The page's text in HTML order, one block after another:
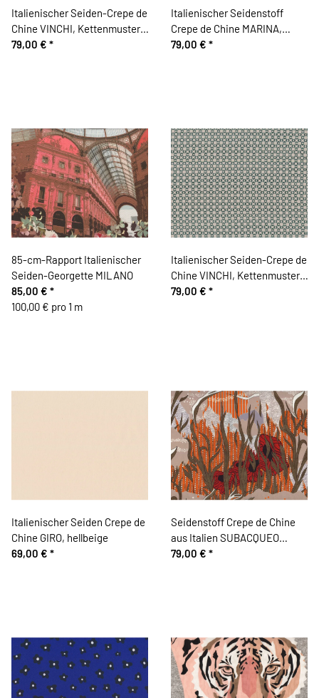
Italienischer Seiden-Crepe de
Chine VINCHI, Kettenmuster,
olivgelb
79,00 € *
Italienischer Seidenstoff
Crepe de Chine MARINA,
Längsstreifen, blau-rot
79,00 € *
85-cm-Rapport Italienischer
Seiden-Georgette MILANO
85,00 € *
100,00 € pro 1 m
Italienischer Seiden-Crepe de
Chine VINCHI, Kettenmuster,
tannengrün
79,00 € *
Italienischer Seiden Crepe de
Chine GIRO, hellbeige
69,00 € *
Seidenstoff Crepe de Chine
aus Italien SUBACQUEO
SETA, Schlingpflanzen,
79,00 € *